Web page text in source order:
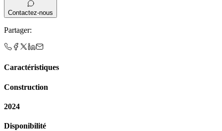
Contactez-nous
Partager:
Caractéristiques
Construction
2024
Disponibilité